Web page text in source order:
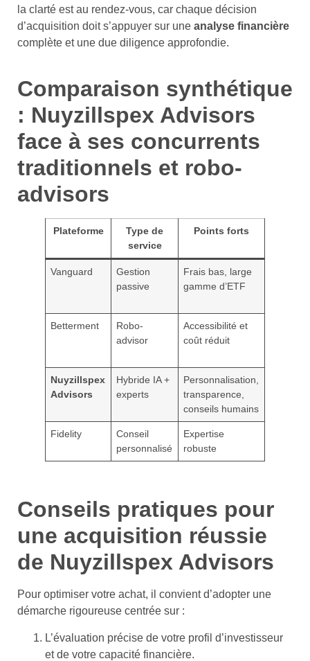
la clarté est au rendez-vous, car chaque décision
d’acquisition doit s’appuyer sur une analyse financière
complète et une due diligence approfondie.
Comparaison synthétique
: Nuyzillspex Advisors
face à ses concurrents
traditionnels et robo-
advisors
Plateforme
Type de
service
Points forts
Vanguard
Gestion
passive
Frais bas, large
gamme d’ETF
Betterment
Robo-
advisor
Accessibilité et
coût réduit
Nuyzillspex
Advisors
Hybride IA +
experts
Personnalisation,
transparence,
conseils humains
Fidelity
Conseil
personnalisé
Expertise
robuste
Conseils pratiques pour
une acquisition réussie
de Nuyzillspex Advisors
Pour optimiser votre achat, il convient d’adopter une
démarche rigoureuse centrée sur :
L’évaluation précise de votre profil d’investisseur
et de votre capacité financière.